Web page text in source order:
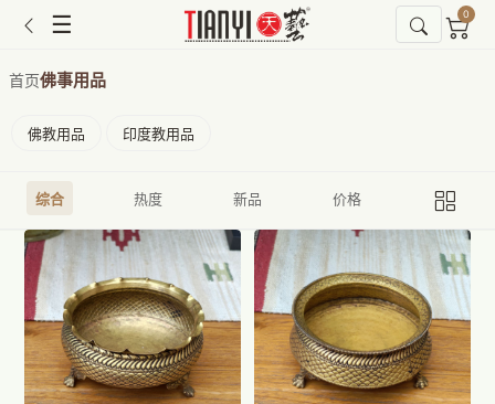
☰ 0
首页佛事用品
佛教用品 印度教用品
综合 热度 新品 价格